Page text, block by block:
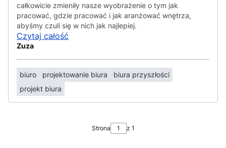
całkowicie zmieniły nasze wyobrażenie o tym jak
pracować, gdzie pracować i jak aranżować wnętrza,
abyśmy czuli się w nich jak najlepiej.
Czytaj całość
Zuza
biuro projektowanie biura
biura przyszłości
projekt biura
Strona z 1